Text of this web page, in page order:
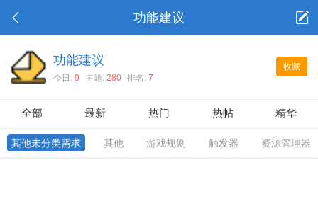
功能建议
收藏
功能建议
今日: 0 主题: 280 排名: 7
全部 最新 热门 热帖 精华
其他未分类需求 其他 游戏规则 触发器 资源管理器